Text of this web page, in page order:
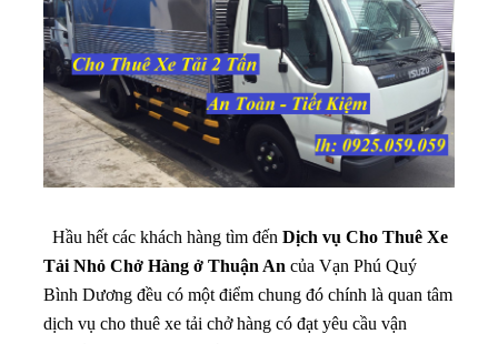
Hầu hết các khách hàng tìm đến Dịch vụ Cho Thuê Xe
Tải Nhỏ Chở Hàng ở Thuận An của Vạn Phú Quý
Bình Dương đều có một điểm chung đó chính là quan tâm
dịch vụ cho thuê xe tải chở hàng có đạt yêu cầu vận